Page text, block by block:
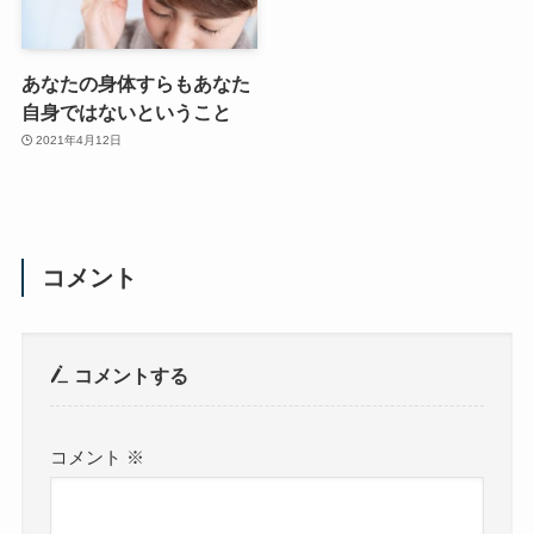
あなたの身体すらもあなた
自身ではないということ
2021年4月12日
コメント
コメントする
コメント ※